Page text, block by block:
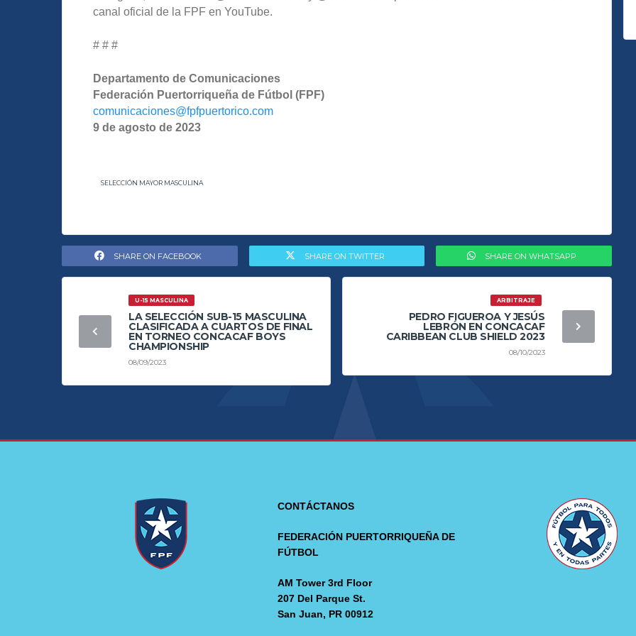
canal oficial de la FPF en YouTube.
# # #
Departamento de Comunicaciones
Federación Puertorriqueña de Fútbol (FPF)
comunicaciones@fpfpuertorico.com
9 de agosto de 2023
SELECCIÓN MAYOR MASCULINA
SHARE ON FACEBOOK SHARE ON TWITTER SHARE ON WHATSAPP
U-15 MASCULINA
LA SELECCIÓN SUB-15 MASCULINA
CLASIFICADA A CUARTOS DE FINAL
EN TORNEO CONCACAF BOYS
CHAMPIONSHIP
08/09/2023
ARBITRAJE
PEDRO FIGUEROA Y JESÚS
LEBRÓN EN CONCACAF
CARIBBEAN CLUB SHIELD 2023
08/10/2023
CONTÁCTANOS
FEDERACIÓN PUERTORRIQUEÑA DE
FÚTBOL
AM Tower 3rd Floor
207 Del Parque St.
San Juan, PR 00912